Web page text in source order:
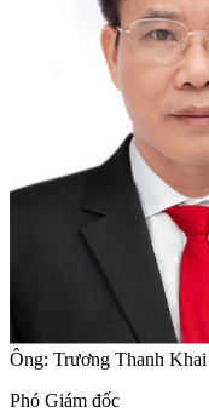
Ông: Trương Thanh Khai
Phó Giám đốc